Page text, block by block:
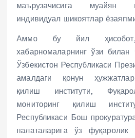
маърузачисига муайян
индивидуал шикоятлар
Аммо бу йил
хабарномаларнинг ўзи билан
Ўзбекистон Республикаси
амалдаги қонун
қилиш институти,
мониторинг қилиш
Республикаси Бош
палаталарига ўз фуқаролик